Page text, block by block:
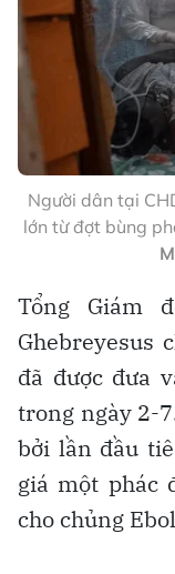
Người dân tại
lớn từ đợt bùng
Tổng Giám
Ghebreyesus
đã được đưa
trong ngày 2-
bởi lần đầu
giá một phác
cho chủng